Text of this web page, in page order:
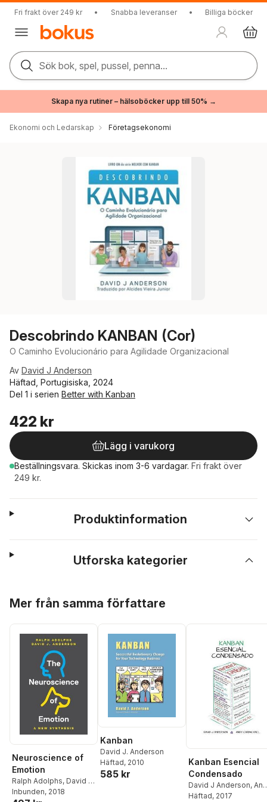
Fri frakt över 249 kr • Snabba leveranser • Billiga böcker
Sök bok, spel, pussel, penna...
Skapa nya rutiner – hälsoböcker upp till 50% →
Ekonomi och Ledarskap Företagsekonomi
Descobrindo KANBAN (Cor)
O Caminho Evolucionário para Agilidade Organizacional
Av David J Anderson
Häftad, Portugisiska, 2024
Del 1 i serien Better with Kanban
422 kr
Lägg i varukorg
Beställningsvara. Skickas inom 3-6 vardagar. Fri frakt över
249 kr.
Produktinformation
Utforska kategorier
Mer från samma författare
Neuroscience of
Emotion
Ralph Adolphs, David J.
Anderson
Inbunden, 2018
Kanban
David J. Anderson
Häftad, 2010
585 kr
Kanban Esencial
Condensado
David J Anderson,
Carmichael
Häftad, 2017